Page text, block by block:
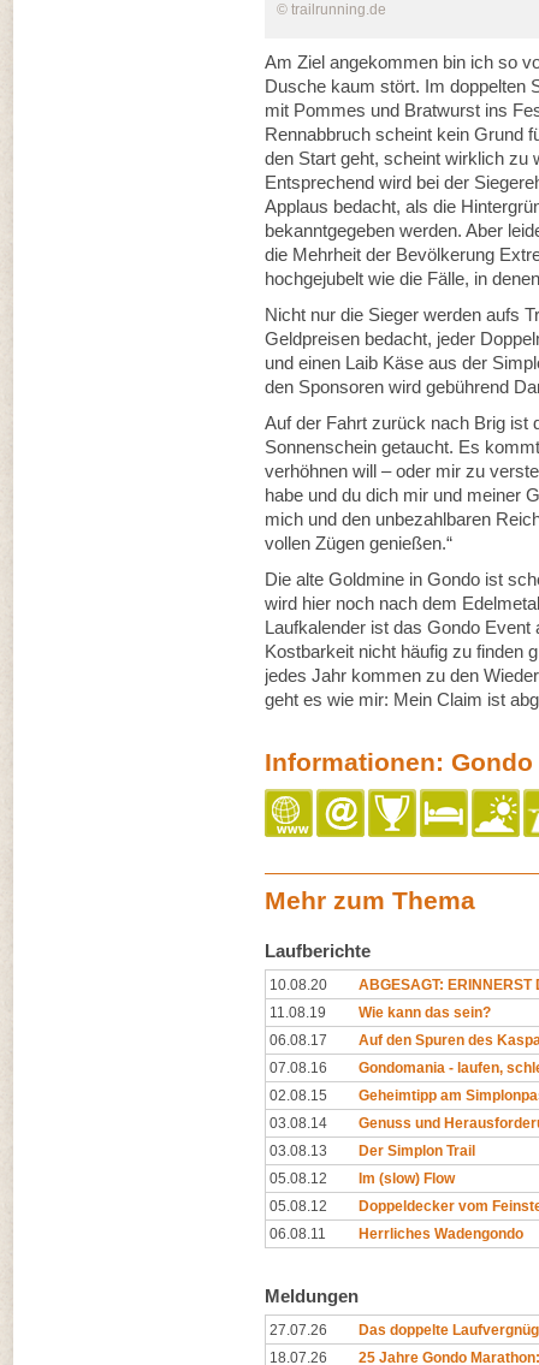
© trailrunning.de
Am Ziel angekommen bin ich so
Dusche kaum stört. Im doppelten
mit Pommes und Bratwurst ins
Rennabbruch scheint kein Grund
den Start geht, scheint wirklich zu
Entsprechend wird bei der
Applaus bedacht, als die
bekanntgegeben werden. Aber
die Mehrheit der Bevölkerung
hochgejubelt wie die Fälle, in
Nicht nur die Sieger werden aufs
Geldpreisen bedacht, jeder
und einen Laib Käse aus der
den Sponsoren wird gebührend
Auf der Fahrt zurück nach Brig ist
Sonnenschein getaucht. Es
verhöhnen will – oder mir zu
habe und du dich mir und meiner
mich und den unbezahlbaren
vollen Zügen genießen.“
Die alte Goldmine in Gondo ist
wird hier noch nach dem
Laufkalender ist das Gondo
Kostbarkeit nicht häufig zu finden
jedes Jahr kommen zu den
geht es wie mir: Mein Claim ist
Informationen:
Mehr zum Thema
Laufberichte
10.08.20
ABGESAGT: ERINNERST
11.08.19
Wie kann das sein?
06.08.17
Auf den Spuren des
07.08.16
Gondomania - laufen,
02.08.15
Geheimtipp am
03.08.14
Genuss und
03.08.13
Der Simplon Trail
05.08.12
Im (slow) Flow
05.08.12
Doppeldecker vom
06.08.11
Herrliches Wadengondo
Meldungen
27.07.26
Das doppelte
18.07.26
25 Jahre Gondo